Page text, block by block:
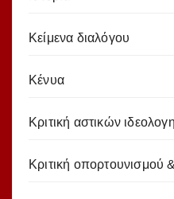
Κείμενα διαλόγου
Κένυα
Κριτική αστικών
Κριτική οπορτουνισμού